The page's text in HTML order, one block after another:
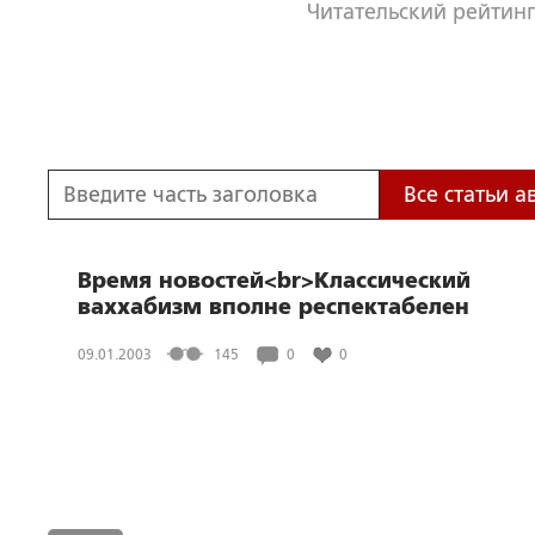
Читательский
Все статьи
Время новостей<br>Классический
ваххабизм вполне респектабелен
09.01.2003 145 0 0